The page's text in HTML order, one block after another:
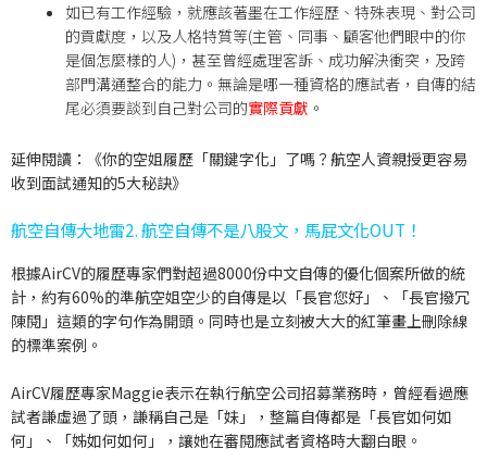
如已有工作經驗，就應該著墨在工作經歷、特殊表現、對公司
的貢獻度，以及人格特質等(主管、同事、顧客他們眼中的你
是個怎麼樣的人)，甚至曾經處理客訴、成功解決衝突，及跨
部門溝通整合的能力。無論是哪一種資格的應試者，自傳的結
尾必須要談到自己對公司的實際貢獻 。
延伸閱讀：《你的空姐履歷「關鍵字化」了嗎？航空人資親授更容易
收到面試通知的5大秘訣》
航空自傳大地雷2. 航空自傳不是八股文，馬屁文化OUT！
根據AirCV的履歷專家們對超過8000份中文自傳的優化個案所做的統
計，約有60%的準航空姐空少的自傳是以「長官您好 」、「長官撥冗
陳閱 」這類的字句作為開頭。同時也是立刻被大大的紅筆畫上刪除線
的標準案例。
AirCV履歷專家Maggie表示在執行航空公司招募業務時，曾經看過應
試者謙虛過了頭，謙稱自己是「妹」，整篇自傳都是「長官如何如
何」、「姊如何如何」，讓她在審閱應試者資格時大翻白眼。